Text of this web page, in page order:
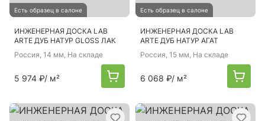
Есть образец в салоне
ИНЖЕНЕРНАЯ ДОСКА LAB
ARTE ДУБ НАТУР GLOSS ЛАК
Россия, 14 мм, На складе
5 974 ₽/ м²
Есть образец в салоне
ИНЖЕНЕРНАЯ ДОСКА LAB
ARTE ДУБ НАТУР АГАТ
Россия, 15 мм, На складе
6 068 ₽/ м²